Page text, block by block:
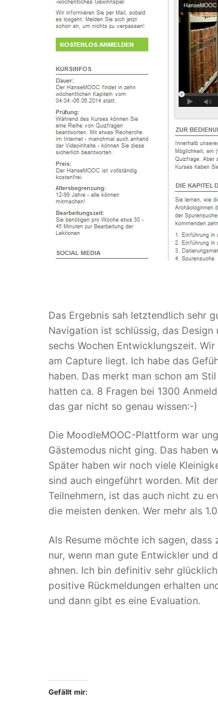
Das Ergebnis sah letztendlich sehr
Navigation ist schlüssig, das
sechs Wochen Entwicklungszeit.
am Capture liegt. Ich habe das
haben. Das merkt man schon am
hatten ca. 8 Fragen bei 1300
das gar nicht so genau wissen:-)
Die MoodleMOOC-Plattform war
Gästemodus nicht ging. Das haben
Später haben wir noch viele
sind auch eingeführt worden. Mit
Teilnehmern, ist das auch nicht zu
die meisten denken. Wer mehr als
Als Resume möchte ich sagen,
nur, wenn man gute Entwickler und
ahnen. Ich bin definitiv sehr
positive Rückmeldungen erhalten
und dann gibt es eine Evaluation.
Gefällt mir: